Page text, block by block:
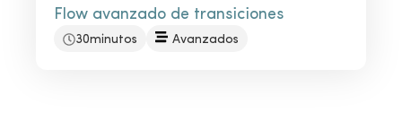
Flow avanzado de transiciones
30minutos Avanzados